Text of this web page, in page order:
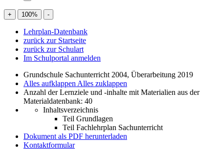
+ 100% -
Lehrplan-Datenbank
zurück zur Startseite
zurück zur Schulart
Im Schulportal anmelden
Grundschule Sachunterricht 2004, Überarbeitung 2019
Alles aufklappen Alles zuklappen
Anzahl der Lernziele und -inhalte mit Materialien aus der
Materialdatenbank: 40
Inhaltsverzeichnis
Teil Grundlagen
Teil Fachlehrplan Sachunterricht
Dokument als PDF herunterladen
Kontaktformular